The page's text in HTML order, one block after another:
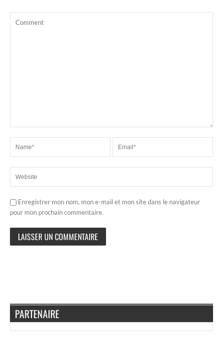
Enregistrer mon nom, mon e-mail et mon site dans le navigateur
pour mon prochain commentaire.
PARTENAIRE